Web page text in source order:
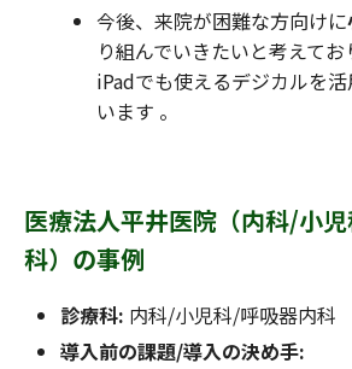
今後、来院が困難な方向けに
り組んでいきたいと考えて
iPadでも使えるデジカルを
います 。
医療法人平井医院（内科/小
科）の事例
診療科: 内科/小児科/呼吸器内科
導入前の課題/導入の決め手: